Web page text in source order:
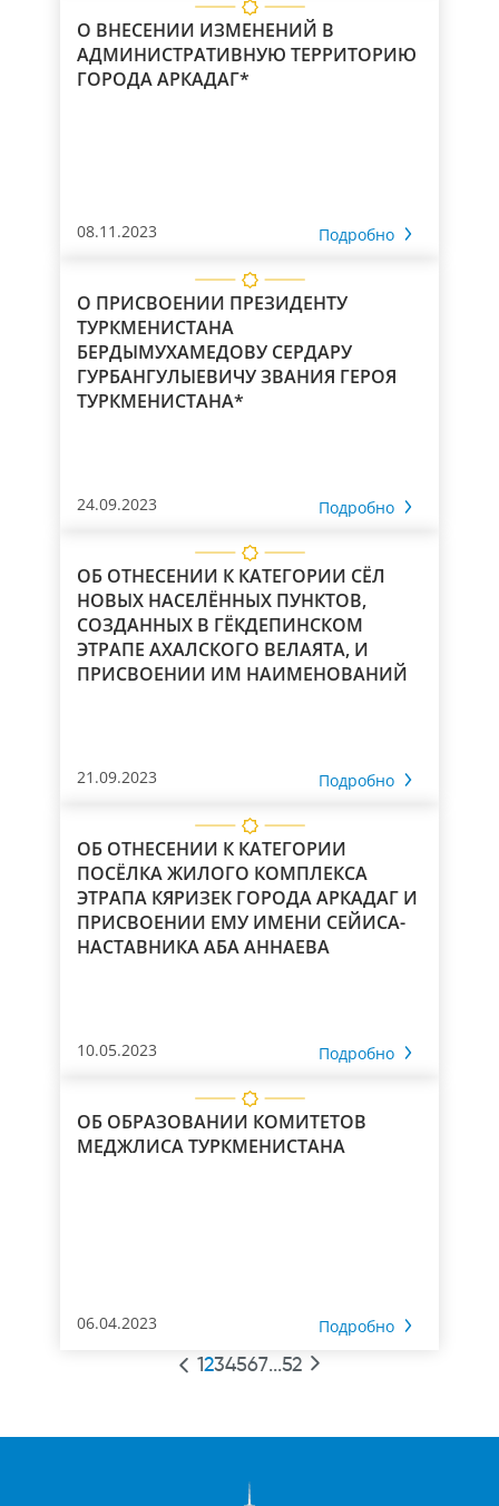
О ВНЕСЕНИИ ИЗМЕНЕНИЙ В
АДМИНИСТРАТИВНУЮ ТЕРРИТОРИЮ
ГОРОДА АРКАДАГ*
08.11.2023 Подробно
О ПРИСВОЕНИИ ПРЕЗИДЕНТУ
ТУРКМЕНИСТАНА
БЕРДЫМУХАМЕДОВУ СЕРДАРУ
ГУРБАНГУЛЫЕВИЧУ ЗВАНИЯ ГЕРОЯ
ТУРКМЕНИСТАНА*
24.09.2023 Подробно
ОБ ОТНЕСЕНИИ К КАТЕГОРИИ СЁЛ
НОВЫХ НАСЕЛЁННЫХ ПУНКТОВ,
СОЗДАННЫХ В ГЁКДЕПИНСКОМ
ЭТРАПЕ АХАЛСКОГО ВЕЛАЯТА, И
ПРИСВОЕНИИ ИМ НАИМЕНОВАНИЙ
21.09.2023 Подробно
ОБ ОТНЕСЕНИИ К КАТЕГОРИИ
ПОСЁЛКА ЖИЛОГО КОМПЛЕКСА
ЭТРАПА КЯРИЗЕК ГОРОДА АРКАДАГ И
ПРИСВОЕНИИ ЕМУ ИМЕНИ СЕЙИСА-
НАСТАВНИКА АБА АННАЕВА
10.05.2023 Подробно
ОБ ОБРАЗОВАНИИ КОМИТЕТОВ
МЕДЖЛИСА ТУРКМЕНИСТАНА
06.04.2023 Подробно
1234567...52